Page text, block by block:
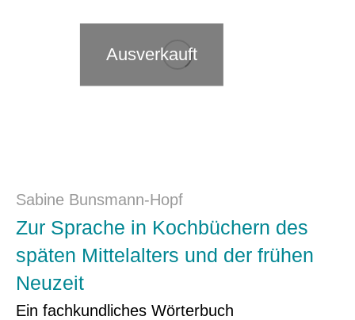
Ausverkauft
Sabine Bunsmann-Hopf
Zur Sprache in Kochbüchern des
späten Mittelalters und der frühen
Neuzeit
Ein fachkundliches Wörterbuch